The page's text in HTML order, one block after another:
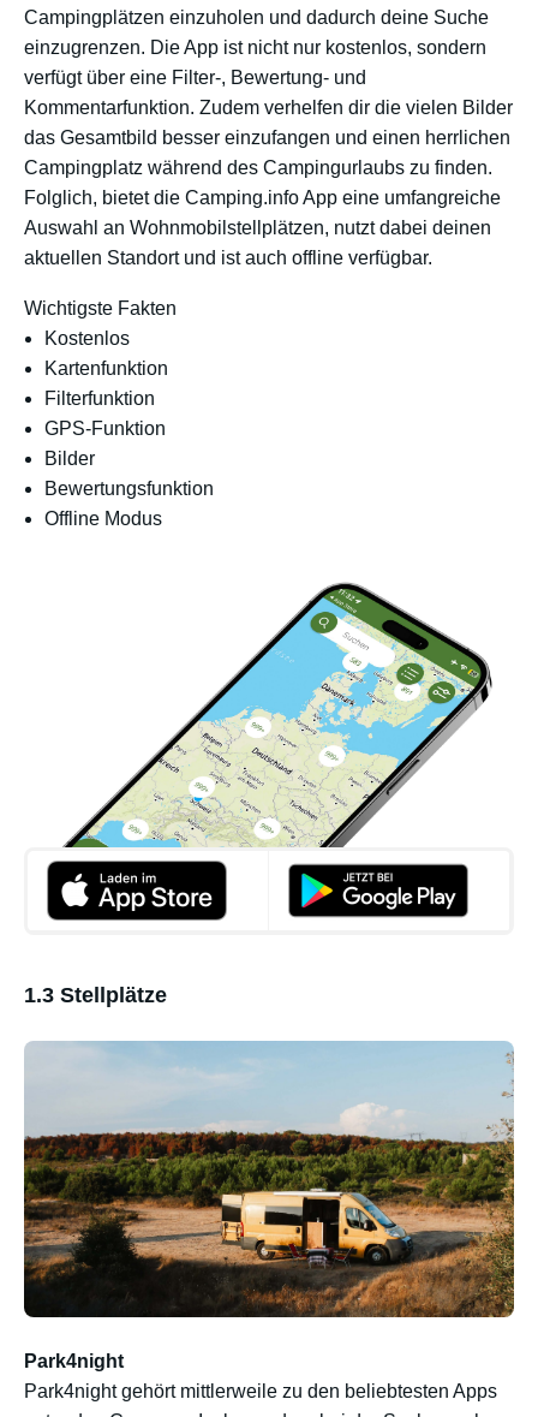
Campingplätzen einzuholen und dadurch deine Suche
einzugrenzen. Die App ist nicht nur kostenlos, sondern
verfügt über eine Filter-, Bewertung- und
Kommentarfunktion. Zudem verhelfen dir die vielen Bilder
das Gesamtbild besser einzufangen und einen herrlichen
Campingplatz während des Campingurlaubs zu finden.
Folglich, bietet die Camping.info App eine umfangreiche
Auswahl an Wohnmobilstellplätzen, nutzt dabei deinen
aktuellen Standort und ist auch offline verfügbar.
Wichtigste Fakten
Kostenlos
Kartenfunktion
Filterfunktion
GPS-Funktion
Bilder
Bewertungsfunktion
Offline Modus
1.3 Stellplätze
Park4night
Park4night gehört mittlerweile zu den beliebtesten Apps